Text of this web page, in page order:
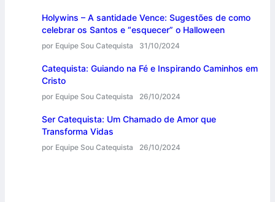
Holywins – A santidade Vence: Sugestões de como
celebrar os Santos e “esquecer” o Halloween
por Equipe Sou Catequista 31/10/2024
Catequista: Guiando na Fé e Inspirando Caminhos em
Cristo
por Equipe Sou Catequista 26/10/2024
Ser Catequista: Um Chamado de Amor que
Transforma Vidas
por Equipe Sou Catequista 26/10/2024